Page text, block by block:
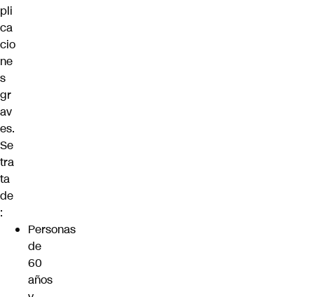
pli
ca
cio
ne
s
gr
av
es.
Se
tra
ta
de
:
Personas
de
60
años